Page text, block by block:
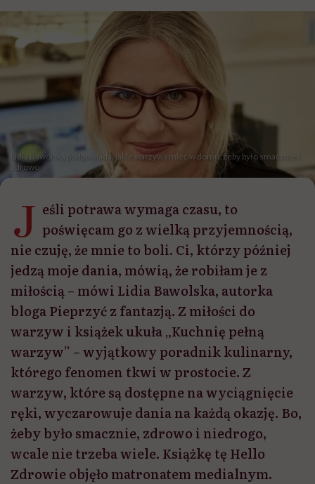
Lidia Bawolska podpowiada, jakie warzywa mieć w domu, żeby było smacznie i
zdrowo
J eśli potrawa wymaga czasu, to
poświęcam go z wielką przyjemnością,
nie czuję, że mnie to boli. Ci, którzy później
jedzą moje dania, mówią, że robiłam je z
miłością – mówi Lidia Bawolska, autorka
bloga Pieprzyć z fantazją. Z miłości do
warzyw i książek ukuła „Kuchnię pełną
warzyw” – wyjątkowy poradnik kulinarny,
którego fenomen tkwi w prostocie. Z
warzyw, które są dostępne na wyciągnięcie
ręki, wyczarowuje dania na każdą okazję. Bo,
żeby było smacznie, zdrowo i niedrogo,
wcale nie trzeba wiele. Książkę tę Hello
Zdrowie objęło matronatem medialnym.